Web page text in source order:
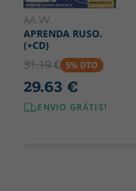
AA.VV.
APRENDA RUSO.
(+CD)
31.19 € 5% DTO
29.63 €
ENVIO GRÁTIS!